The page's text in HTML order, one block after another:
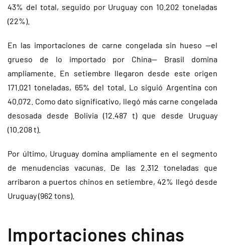
43% del total, seguido por Uruguay con 10.202 toneladas
(22%).
En las importaciones de carne congelada sin hueso —el
grueso de lo importado por China— Brasil domina
ampliamente. En setiembre llegaron desde este origen
171.021 toneladas, 65% del total. Lo siguió Argentina con
40.072. Como dato significativo, llegó más carne congelada
desosada desde Bolivia (12.487 t) que desde Uruguay
(10.208 t).
Por último, Uruguay domina ampliamente en el segmento
de menudencias vacunas. De las 2.312 toneladas que
arribaron a puertos chinos en setiembre, 42% llegó desde
Uruguay (962 tons).
Importaciones chinas